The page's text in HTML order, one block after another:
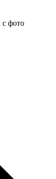
с фото